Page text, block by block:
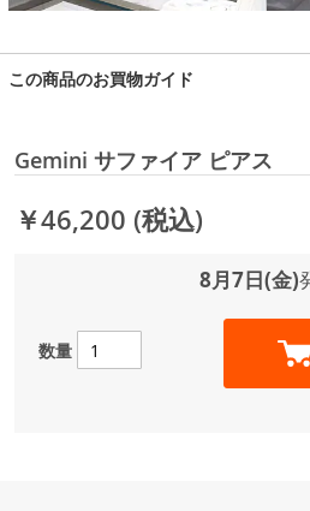
この商品のお買物ガイド
Gemini サファイア ピアス
￥46,200 (税込)
8月7日(金)
数量